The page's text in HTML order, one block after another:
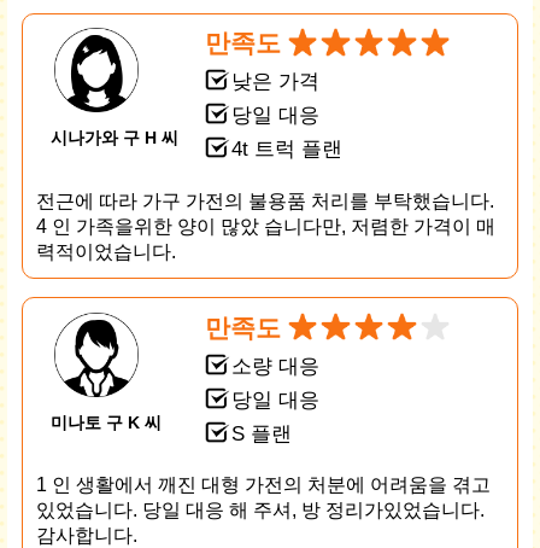
시나가와 구 H 씨
만족도
낮은 가격
당일 대응
4t 트럭 플랜
전근에 따라 가구 가전의 불용품 처리를 부탁했습니다.
4 인 가족을위한 양이 많았 습니다만, 저렴한 가격이 매
력적이었습니다.
미나토 구 K 씨
만족도
소량 대응
당일 대응
S 플랜
1 인 생활에서 깨진 대형 가전의 처분에 어려움을 겪고
있었습니다. 당일 대응 해 주셔, 방 정리가있었습니다.
감사합니다.